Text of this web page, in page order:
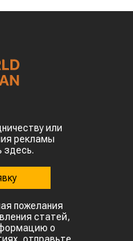
или
рекламы
здесь.
пожелания
статей,
о
отправьте